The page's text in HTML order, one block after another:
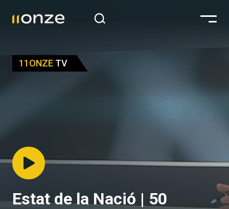
11ONZE TV
Estat de la Nació | 50